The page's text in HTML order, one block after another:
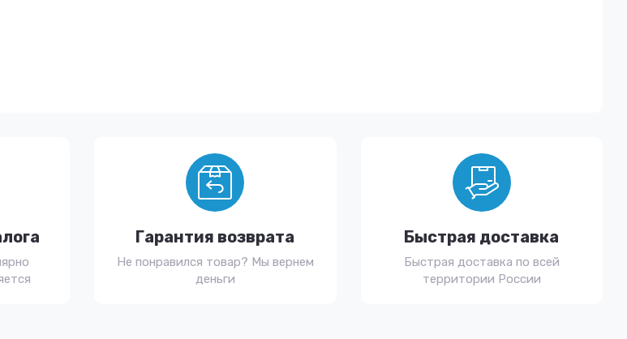
Гарантия возврата
Не понравился товар? Мы вернем
деньги
Быстрая доставка
Быстрая доставка по всей
территории России